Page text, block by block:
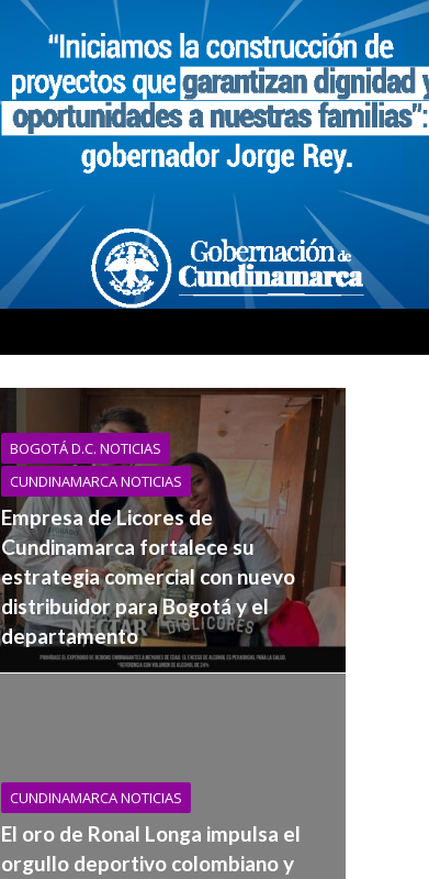
BOGOTÁ D.C. NOTICIAS
CUNDINAMARCA NOTICIAS
Empresa de Licores de
Cundinamarca fortalece su
estrategia comercial con nuevo
distribuidor para Bogotá y el
departamento
CUNDINAMARCA NOTICIAS
El oro de Ronal Longa impulsa el
orgullo deportivo colombiano y